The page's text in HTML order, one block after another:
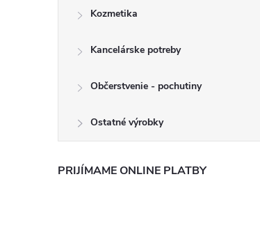
Kozmetika
Kancelárske potreby
Občerstvenie - pochutiny
Ostatné výrobky
PRIJÍMAME ONLINE PLATBY